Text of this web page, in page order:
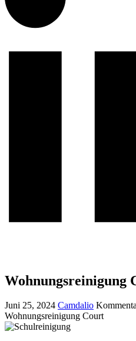
Wohnungsreinigung
Juni 25, 2024 Camdalio
Wohnungsreinigung Court